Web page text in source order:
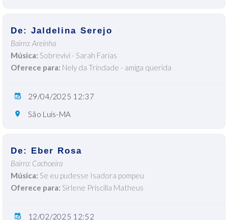
De: Jaldelina Serejo
Bairro: Areinha
Música: Sobrevivi - Sarah Farias
Oferece para: Nely da Trindade - amiga querida
29/04/2025 12:37
São Luís-MA
De: Eber Rosa
Bairro: Cachoeira
Música: Se eu pudesse Isadora pompeu
Oferece para: Sirlene Priscilla Matheus
12/02/2025 12:52